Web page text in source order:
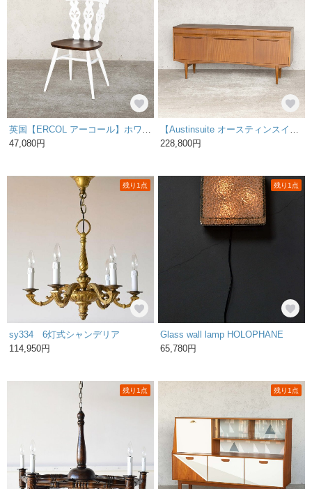
47,080円
228,800円
残り1点
sy334 6灯式シャンデリア
114,950円
残り1点
Glass wall lamp HOLOPHANE
65,780円
残り1点 残り1点